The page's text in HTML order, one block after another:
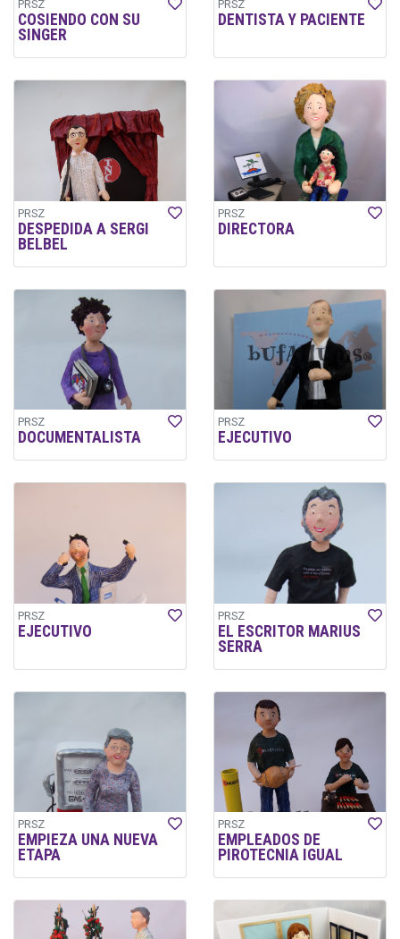
PRSZ
COSIENDO CON SU
SINGER
PRSZ
DENTISTA Y PACIENTE
PRSZ
DESPEDIDA A SERGI
BELBEL
PRSZ
DIRECTORA
PRSZ
DOCUMENTALISTA
PRSZ
EJECUTIVO
PRSZ
EJECUTIVO
PRSZ
EL ESCRITOR MARIUS
SERRA
PRSZ
EMPIEZA UNA NUEVA
ETAPA
PRSZ
EMPLEADOS DE
PIROTECNIA IGUAL